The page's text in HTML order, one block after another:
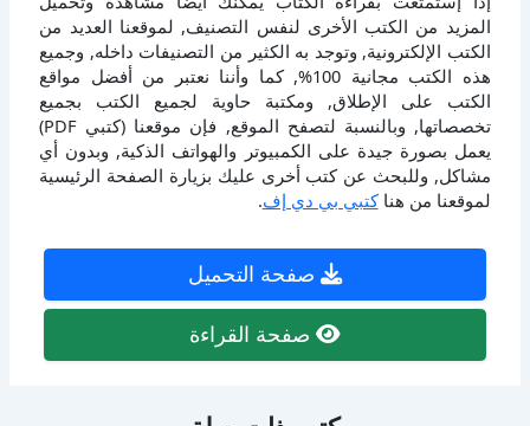
المزيد من الكتب الأخرى لنفس التصنيف, لموقعنا العديد من
الكتب الإلكترونية, وتوجد به الكثير من التصنيفات داخله, وجميع
هذه الكتب مجانية 100%, كما وأننا نعتبر من أفضل مواقع
الكتب على الإطلاق, ومكتبة حاوية لجميع الكتب بجميع
تخصصاتها, وبالنسبة لتصفح الموقع, فإن موقعنا (كتبي PDF)
يعمل بصورة جيدة على الكمبيوتر والهواتف الذكية, وبدون أي
مشاكل, وللبحث عن كتب أخرى عليك بزيارة الصفحة الرئيسية
لموقعنا من هناكتبي بي دي إف.
صفحة التحميل
صفحة القراءة